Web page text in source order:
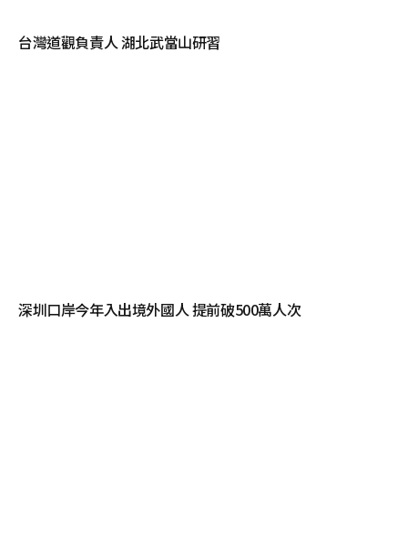
台灣道觀負責人 湖北武當山研習
深圳口岸今年入出境外國人 提前破500萬人次